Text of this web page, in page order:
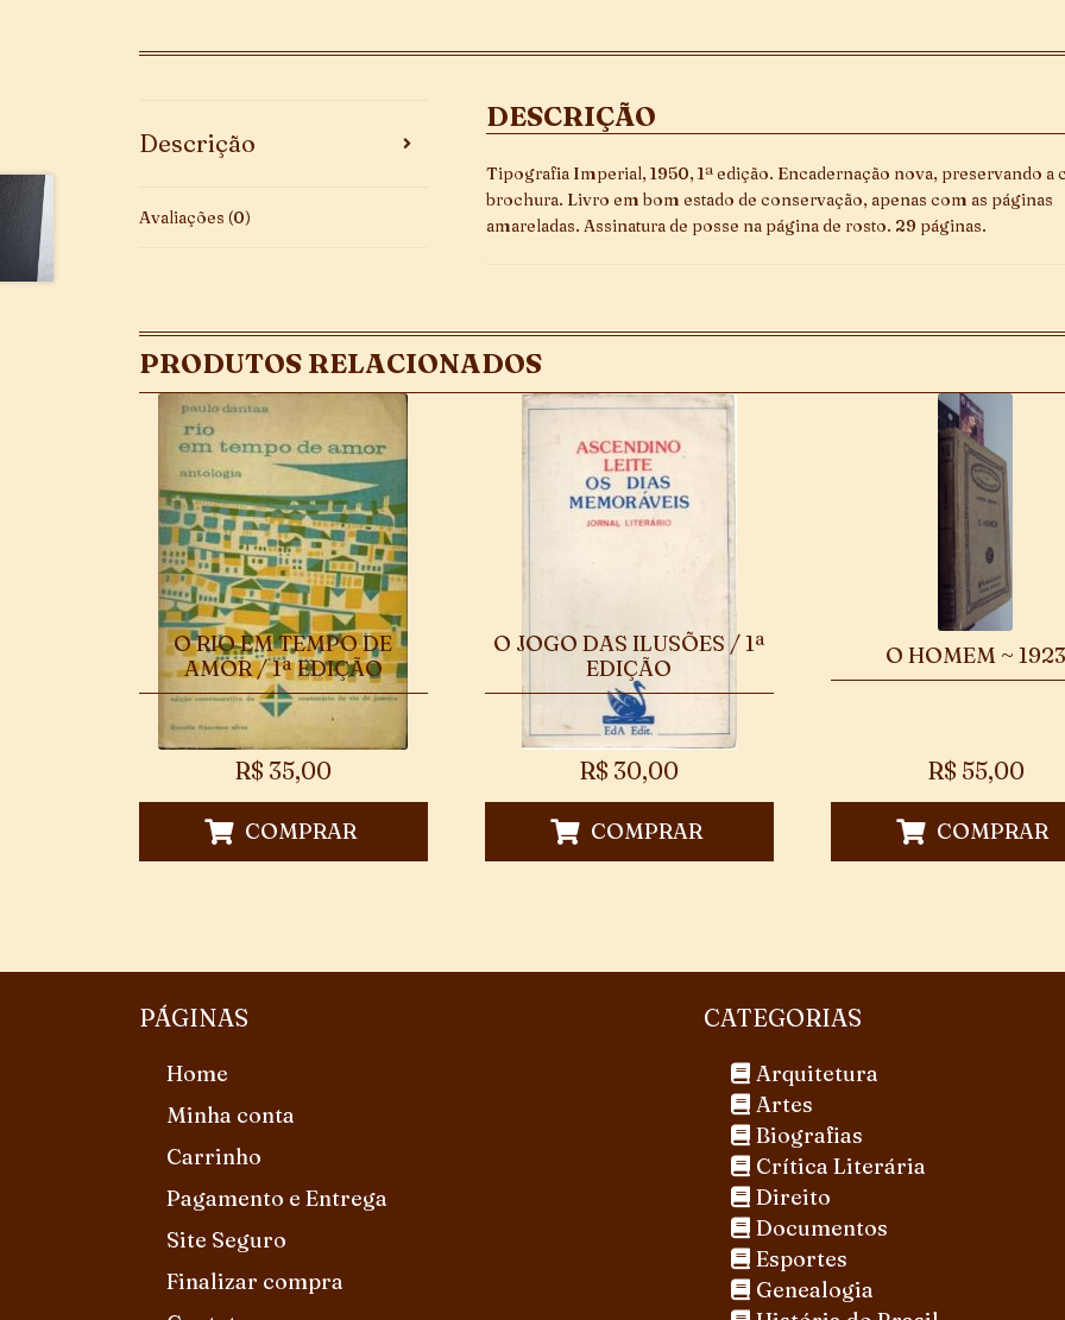
Descrição
Avaliações (0)
DESCRIÇÃO
Tipografia Imperial, 1950, 1ª edição. Encadernação nova, preservando a
brochura. Livro em bom estado de conservação, apenas com as páginas
amareladas. Assinatura de posse na página de rosto. 29 páginas.
PRODUTOS RELACIONADOS
O RIO EM TEMPO DE
AMOR / 1ª EDIÇÃO
R$ 35,00
COMPRAR
O JOGO DAS ILUSÕES / 1ª
EDIÇÃO
R$ 30,00
COMPRAR
O HOMEM ~ 1923
R$ 55,00
COMPRAR
PÁGINAS
Home
Minha conta
Carrinho
Pagamento e Entrega
Site Seguro
Finalizar compra
CATEGORIAS
Arquitetura
Artes
Biografias
Crítica Literária
Direito
Documentos
Esportes
Genealogia